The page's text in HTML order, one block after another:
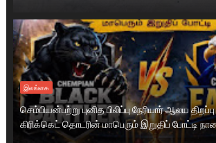
இலங்கை
செம்பியன்பற்று புனித பிலிப்பு நேரியார் ஆலய திறப்பு
கிரிக்கெட் தொடரின் மாபெரும் இறுதிப் போட்டி